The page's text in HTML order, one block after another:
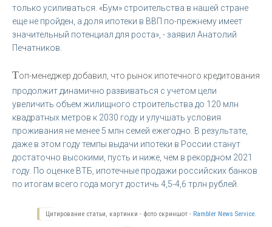
только усиливаться. «Бум» строительства в нашей стране
еще не пройден, а доля ипотеки в ВВП по-прежнему имеет
значительный потенциал для роста», - заявил Анатолий
Печатников.
Топ-менеджер добавил, что рынок ипотечного кредитования
продолжит динамично развиваться с учетом цели
увеличить объем жилищного строительства до 120 млн
квадратных метров к 2030 году и улучшать условия
проживания не менее 5 млн семей ежегодно. В результате,
даже в этом году темпы выдачи ипотеки в России станут
достаточно высокими, пусть и ниже, чем в рекордном 2021
году. По оценке ВТБ, ипотечные продажи российских банков
по итогам всего года могут достичь 4,5-4,6 трлн рублей.
Цитирование статьи, картинки - фото скриншот - Rambler News Service.